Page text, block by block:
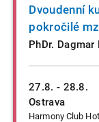
27.8. - 28.8.
Ostrava
Harmony Club
Dvoudenní
pokročilé
PhDr. Dagmar